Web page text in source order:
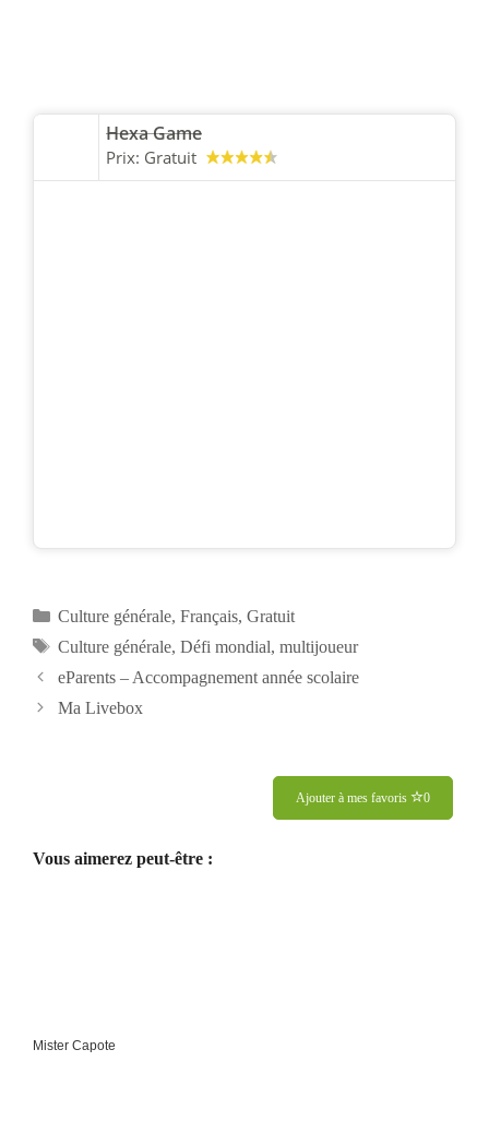
Hexa Game
Prix: Gratuit
Catégories
Culture générale, Français, Gratuit
Étiquettes
Culture générale, Défi mondial, multijoueur
Navigation
des
eParents – Accompagnement année scolaire
Ma Livebox
Ajouter à mes favoris 0
Vous aimerez peut-être :
Mister Capote